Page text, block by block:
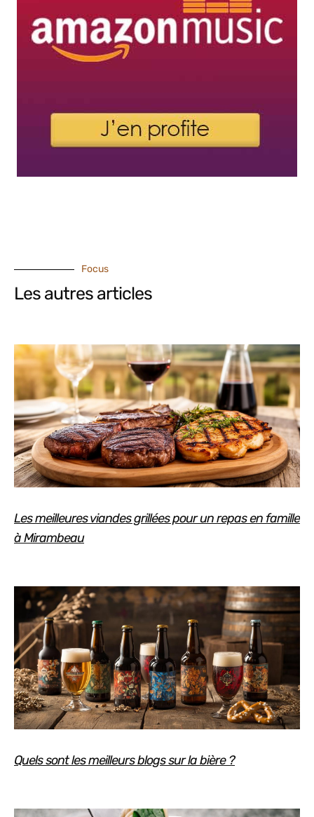
Focus
Les autres articles
Les meilleures viandes grillées pour un repas en famille
à Mirambeau
Quels sont les meilleurs blogs sur la bière ?